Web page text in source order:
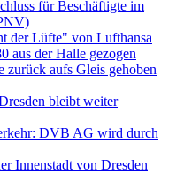
für Beschäftigte im
der Lüfte" von Lufthansa
aus der Halle gezogen
zurück aufs Gleis gehoben
bleibt weiter
DVB AG wird durch
Innenstadt von Dresden